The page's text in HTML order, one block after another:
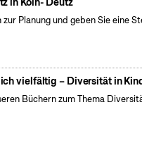
Planung und geben Sie eine
vielfältig – Diversität in
Büchern zum Thema